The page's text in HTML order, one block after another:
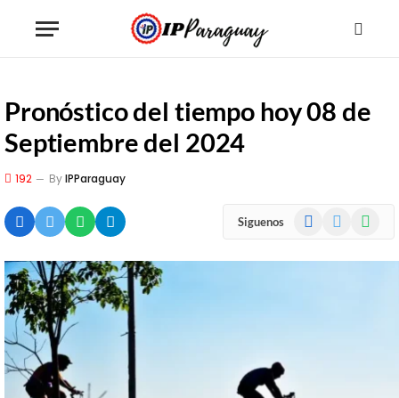
Pronóstico del tiempo hoy 08 de
Septiembre del 2024
192 ByIPParaguay
Siguenos Facebook